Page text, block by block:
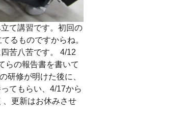
て講習です。初回の
るものですからね。
苦八苦です。 4/12
らの報告書を書いて
研修が明けた後に、
てもらい、4/17から
、更新はお休みさせ